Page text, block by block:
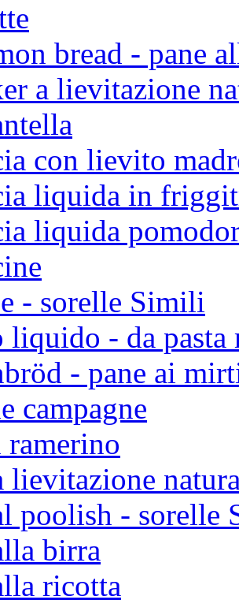
bread - pane
a lievitazione
con lievito
liquida in
liquida
- sorelle Simili
- da pasta
- pane ai
campagne
ramerino
lievitazione
poolish - sorelle
birra
ricotta